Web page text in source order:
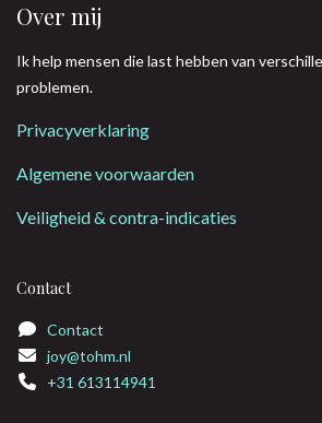
Over mij
Ik help mensen die last hebben van
problemen.
Privacyverklaring
Algemene voorwaarden
Veiligheid & contra-indicaties
Contact
Contact
joy@tohm.nl
+31 613114941